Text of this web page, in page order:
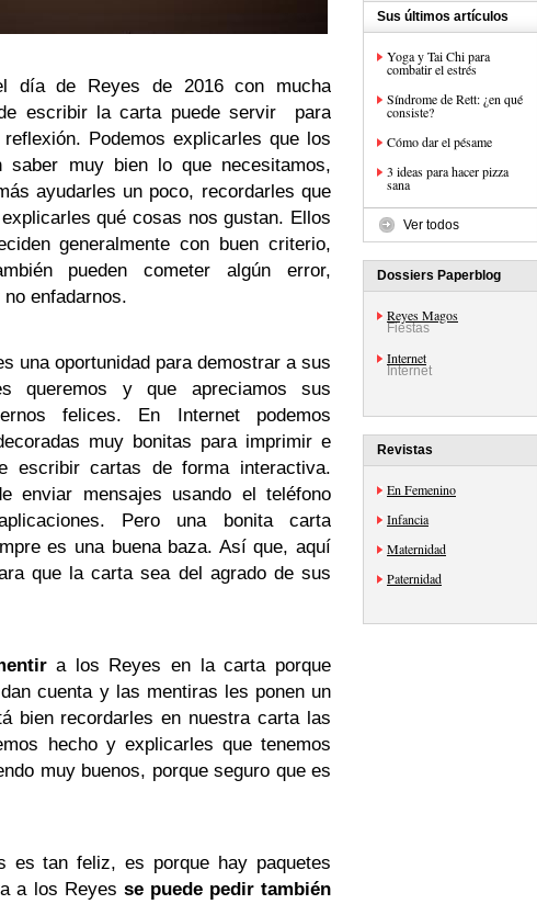
día de Reyes de 2016 con mucha
escribir la carta puede servir para
Podemos explicarles que los
saber muy bien lo que necesitamos,
ayudarles un poco, recordarles que
qué cosas nos gustan. Ellos
generalmente con buen criterio,
pueden cometer algún error,
enfadarnos.
una oportunidad para demostrar a sus
queremos y que apreciamos sus
felices. En Internet podemos
muy bonitas para imprimir e
escribir cartas de forma interactiva.
enviar mensajes usando el teléfono
Pero una bonita carta
es una buena baza. Así que, aquí
que la carta sea del agrado de sus
a los Reyes en la carta porque
cuenta y las mentiras les ponen un
bien recordarles en nuestra carta las
hecho y explicarles que tenemos
muy buenos, porque seguro que es
es tan feliz, es porque hay paquetes
a los Reyes se puede pedir también
Sus últimos artículos
Yoga y Tai Chi para
combatir el estrés
Síndrome de Rett: ¿en qué
consiste?
Cómo dar el pésame
3 ideas para hacer pizza
sana
Ver todos
Dossiers Paperblog
Reyes Magos
Fiestas
Internet
Internet
Revistas
En Femenino
Infancia
Maternidad
Paternidad